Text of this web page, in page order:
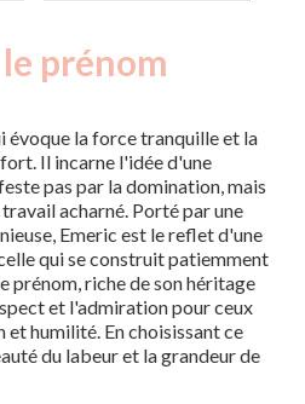
prénom
évoque la force tranquille et la
Il incarne l'idée d'une
pas par la domination, mais
acharné. Porté par une
Emeric est le reflet d'une
qui se construit patiemment
prénom, riche de son héritage
et l'admiration pour ceux
humilité. En choisissant ce
du labeur et la grandeur de